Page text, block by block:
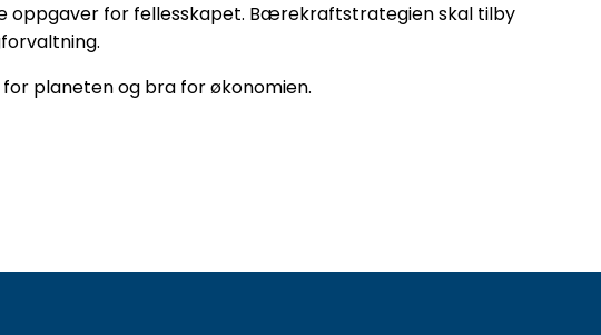
oppgaver for fellesskapet. Bærekraftstrategien skal tilby
planeten og bra for økonomien.